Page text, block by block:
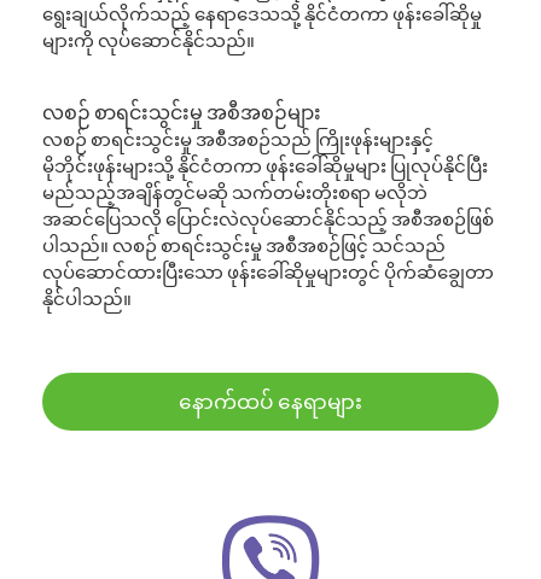
ရွေးချယ်လိုက်သည့် နေရာဒေသသို့ နိုင်ငံတကာ ဖုန်းခေါ်ဆိုမှု
များကို လုပ်ဆောင်နိုင်သည်။
လစဉ် စာရင်းသွင်းမှု အစီအစဉ်များ
လစဉ် စာရင်းသွင်းမှု အစီအစဉ်သည် ကြိုးဖုန်းများနှင့်
မိုဘိုင်းဖုန်းများသို့ နိုင်ငံတကာ ဖုန်းခေါ်ဆိုမှုများ ပြုလုပ်နိုင်ပြီး
မည်သည့်အချိန်တွင်မဆို သက်တမ်းတိုးစရာ မလိုဘဲ
အဆင်ပြေသလို ပြောင်းလဲလုပ်ဆောင်နိုင်သည့် အစီအစဉ်ဖြစ်
ပါသည်။ လစဉ် စာရင်းသွင်းမှု အစီအစဉ်ဖြင့် သင်သည်
လုပ်ဆောင်ထားပြီးသော ဖုန်းခေါ်ဆိုမှုများတွင် ပိုက်ဆံချွေတာ
နိုင်ပါသည်။
နောက်ထပ် နေရာများ